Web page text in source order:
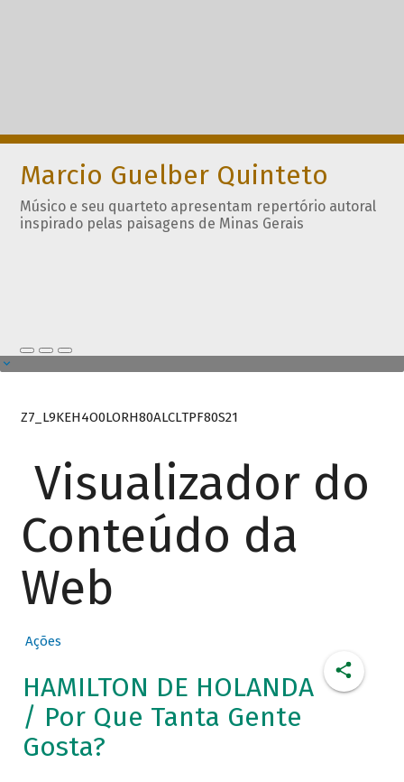
Marcio Guelber Quinteto
Músico e seu quarteto apresentam repertório autoral
inspirado pelas paisagens de Minas Gerais
Z7_L9KEH4O0LORH80ALCLTPF80S21
Visualizador do
Conteúdo da
Web
Ações
HAMILTON DE HOLANDA
/ Por Que Tanta Gente
Gosta?